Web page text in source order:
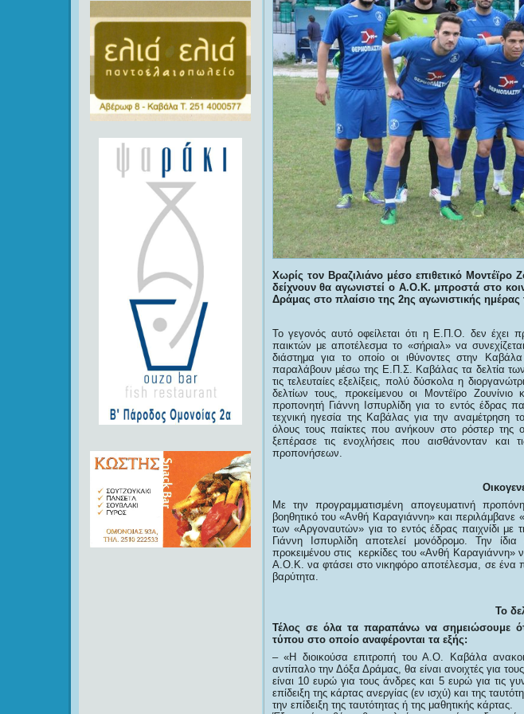
Χωρίς τον Βραζιλιάνο μέσο επιθετικό
δείχνουν θα αγωνιστεί ο Α.Ο.Κ. μπροστά στο
Δράμας στο πλαίσιο της 2ης αγωνιστικής ημέρας
Το γεγονός αυτό οφείλεται ότι η Ε.Π.Ο. δεν έχει
παικτών με αποτέλεσμα το «σήριαλ» να
διάστημα για το οποίο οι ιθύνοντες στην
παραλάβουν μέσω της Ε.Π.Σ. Καβάλας τα δελτία
τις τελευταίες εξελίξεις, πολύ δύσκολα η
δελτίων τους, προκείμενου οι Μοντέϊρο
προπονητή Γιάννη Ισπυρλίδη για το εντός έδρας
τεχνική ηγεσία της Καβάλας για την αναμέτρηση
όλους τους παίκτες που ανήκουν στο ρόστερ της
ξεπέρασε τις ενοχλήσεις που αισθάνονταν και
προπονήσεων.
Με την προγραμματισμένη απογευματινή
βοηθητικό του «Ανθή Καραγιάννη» και περιλάμβανε
των «Αργοναυτών» για το εντός έδρας παιχνίδι
Γιάννη Ισπυρλίδη αποτελεί μονόδρομο. Την
προκειμένου στις κερκίδες του «Ανθή
Α.Ο.Κ. να φτάσει στο νικηφόρο αποτέλεσμα, σε ένα
βαρύτητα.
Το
Τέλος σε όλα τα παραπάνω να σημειώσουμε
τύπου στο οποίο αναφέρονται τα εξής:
– «Η διοικούσα επιτροπή του Α.Ο. Καβάλα
αντίπαλο την Δόξα Δράμας, θα είναι ανοιχτές για
είναι 10 ευρώ για τους άνδρες και 5 ευρώ για τις
επίδειξη της κάρτας ανεργίας (εν ισχύ) και της
την επίδειξη της ταυτότητας ή της μαθητικής κάρτας.